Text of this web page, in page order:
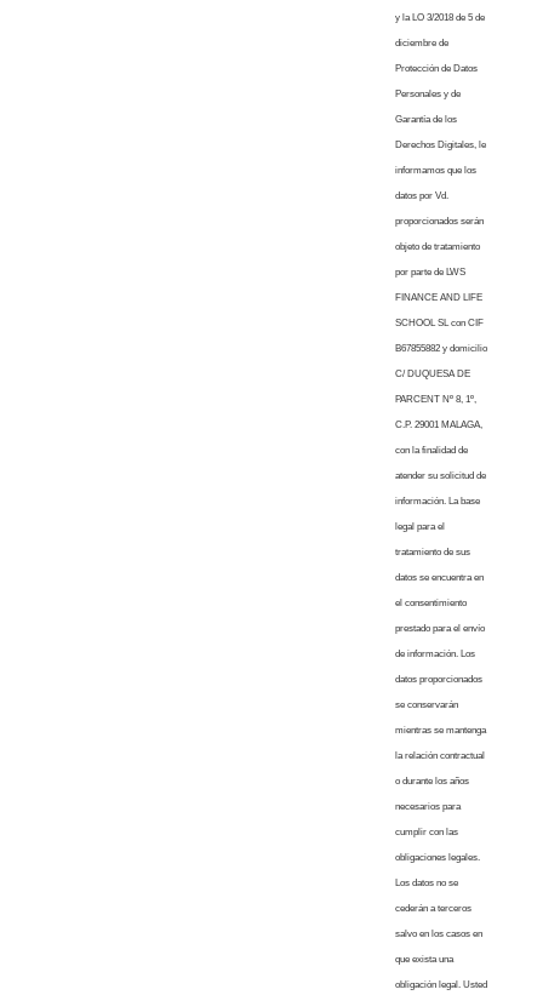
y la LO 3/2018 de 5 de
diciembre de
Protección de Datos
Personales y de
Garantía de los
Derechos Digitales, le
informamos que los
datos por Vd.
proporcionados serán
objeto de tratamiento
por parte de LWS
FINANCE AND LIFE
SCHOOL SL con CIF
B67855882 y domicilio
C/ DUQUESA DE
PARCENT Nº 8, 1º,
C.P. 29001 MALAGA,
con la finalidad de
atender su solicitud de
información. La base
legal para el
tratamiento de sus
datos se encuentra en
el consentimiento
prestado para el envío
de información. Los
datos proporcionados
se conservarán
mientras se mantenga
la relación contractual
o durante los años
necesarios para
cumplir con las
obligaciones legales.
Los datos no se
cederán a terceros
salvo en los casos en
que exista una
obligación legal. Usted